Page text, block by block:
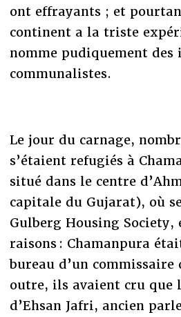
ont effrayants ; et
continent a la triste
nomme pudiquement des
communalistes.
Le jour du carnage,
s’étaient refugiés à
situé dans le centre
capitale du Gujarat), où
Gulberg Housing Society,
raisons : Chamanpura
bureau d’un commissaire
outre, ils avaient cru que
d’Ehsan Jafri, ancien